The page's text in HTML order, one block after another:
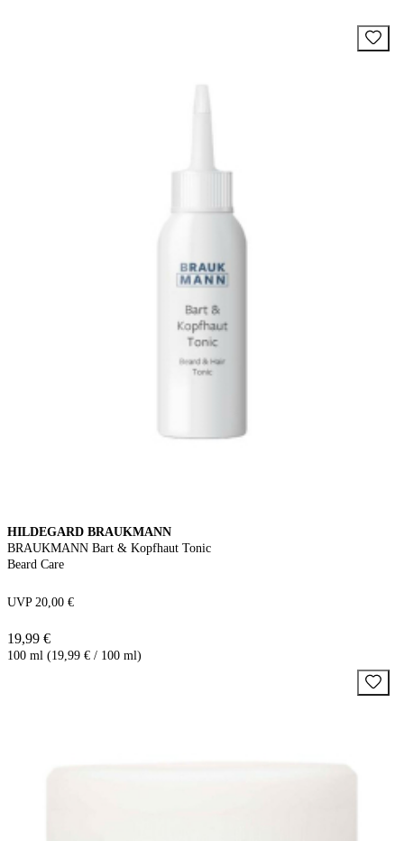
HILDEGARD BRAUKMANN
BRAUKMANN Bart & Kopfhaut Tonic
Beard Care
UVP 20,00 €
19,99 €
100 ml (19,99 € / 100 ml)